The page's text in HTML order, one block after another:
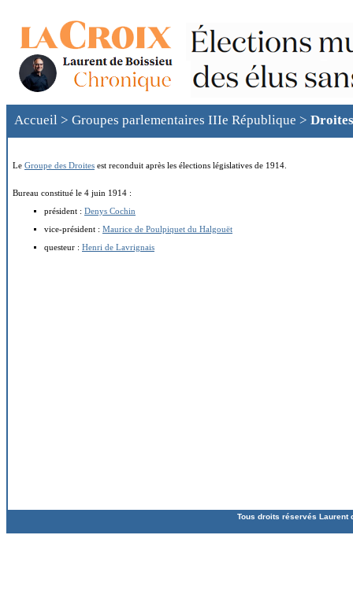
Accueil > Groupes parlementaires IIIe République > Droites
Le Groupe des Droites est reconduit après les élections législatives de 1914.
Bureau constitué le 4 juin 1914 :
président : Denys Cochin
vice-président : Maurice de Poulpiquet du Halgouët
questeur : Henri de Lavrignais
Tous droits réservés Laurent